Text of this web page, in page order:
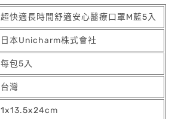
超快適長時間舒適安心醫療口罩M藍5入
日本Unicharm株式會社
每包5入
台灣
1x13.5x24cm